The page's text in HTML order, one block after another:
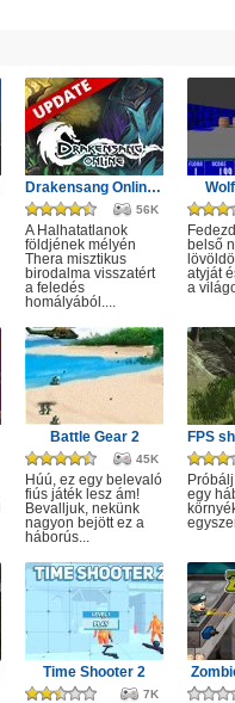
Drakensang Online - A Halhatatlanok árnya
56K
A Halhatatlanok
földjének mélyén
Thera misztikus
birodalma visszatért
a feledés
homályából....
belső
atyját
a
Battle Gear 2
45K
Húú, ez egy belevaló
fiús játék lesz ám!
Bevalljuk, nekünk
nagyon bejött ez a
háborús...
egy
Time Shooter 2
7K